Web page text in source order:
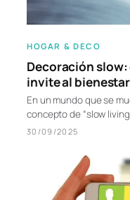
HOGAR & DECO
Decoración
invite al bienestar
En un mundo que se
concepto de “slow
30/09/2025